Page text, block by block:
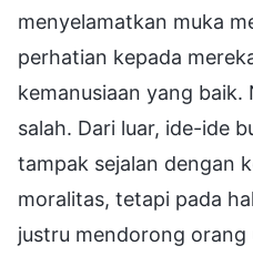
menyelamatkan muka
perhatian kepada
kemanusiaan yang
salah. Dari luar, ide-ide
tampak sejalan dengan
moralitas, tetapi pada
justru mendorong orang